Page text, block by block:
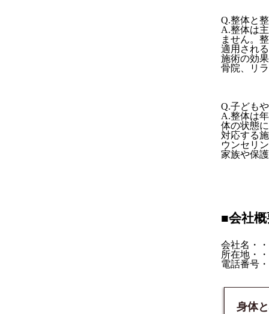
Q.整体と
A.整体は
ません。
適用され
施術の効
骨院、リ
Q.子ども
A.整体は
体の状態
対応する
ウンセリ
家族や保
■会社
会社名・
所在地・
電話番号
身体